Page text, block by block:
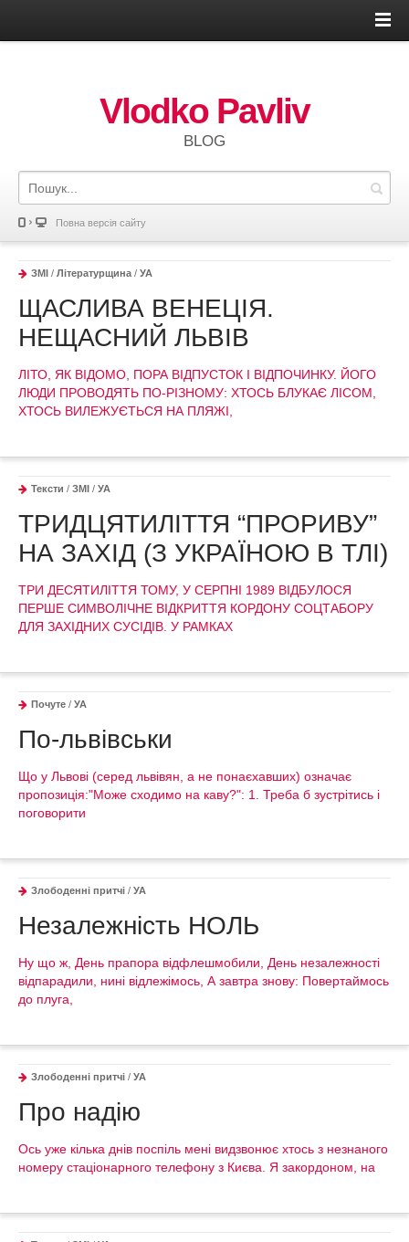
Vlodko Pavliv
BLOG
Повна версія сайту
ЗМІ / Літературщина / УА
ЩАСЛИВА ВЕНЕЦІЯ.
НЕЩАСНИЙ ЛЬВІВ
ЛІТО, ЯК ВІДОМО, ПОРА ВІДПУСТОК І ВІДПОЧИНКУ. ЙОГО
ЛЮДИ ПРОВОДЯТЬ ПО-РІЗНОМУ: ХТОСЬ БЛУКАЄ ЛІСОМ,
ХТОСЬ ВИЛЕЖУЄТЬСЯ НА ПЛЯЖІ,
Тексти / ЗМІ / УА
ТРИДЦЯТИЛІТТЯ “ПРОРИВУ”
НА ЗАХІД (З УКРАЇНОЮ В ТЛІ)
ТРИ ДЕСЯТИЛІТТЯ ТОМУ, У СЕРПНІ 1989 ВІДБУЛОСЯ
ПЕРШЕ СИМВОЛІЧНЕ ВІДКРИТТЯ КОРДОНУ СОЦТАБОРУ
ДЛЯ ЗАХІДНИХ СУСІДІВ. У РАМКАХ
Почуте / УА
По-львівськи
Що у Львові (серед львівян, а не понаєхавших) означає
пропозиція:"Може сходимо на каву?": 1. Треба б зустрітись і
поговорити
Злободенні притчі / УА
Незалежність НОЛЬ
Ну що ж, День прапора відфлешмобили, День незалежності
відпарадили, нині відлежімось, А завтра знову: Повертаймось
до плуга,
Злободенні притчі / УА
Про надію
Ось уже кілька днів поспіль мені видзвонює хтось з незнаного
номеру стаціонарного телефону з Києва. Я закордоном, на